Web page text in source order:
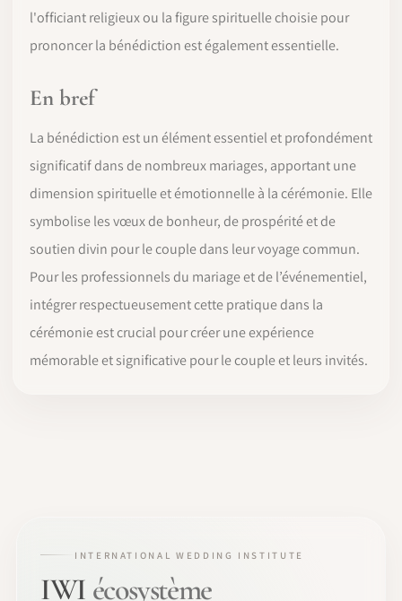
l'officiant religieux ou la figure spirituelle choisie pour
prononcer la bénédiction est également essentielle.
En bref
La bénédiction est un élément essentiel et profondément
significatif dans de nombreux mariages, apportant une
dimension spirituelle et émotionnelle à la cérémonie. Elle
symbolise les vœux de bonheur, de prospérité et de
soutien divin pour le couple dans leur voyage commun.
Pour les professionnels du mariage et de l’événementiel,
intégrer respectueusement cette pratique dans la
cérémonie est crucial pour créer une expérience
mémorable et significative pour le couple et leurs invités.
INTERNATIONAL WEDDING INSTITUTE
IWI écosystème